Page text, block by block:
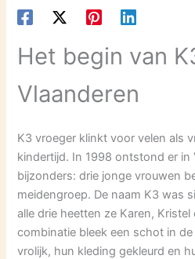
Het begin van
Vlaanderen
K3 vroeger klinkt voor velen als
kindertijd. In 1998 ontstond er in
bijzonders: drie jonge vrouwen
meidengroep. De naam K3 was
alle drie heetten ze Karen, Kristel
combinatie bleek een schot in
vrolijk, hun kleding gekleurd en